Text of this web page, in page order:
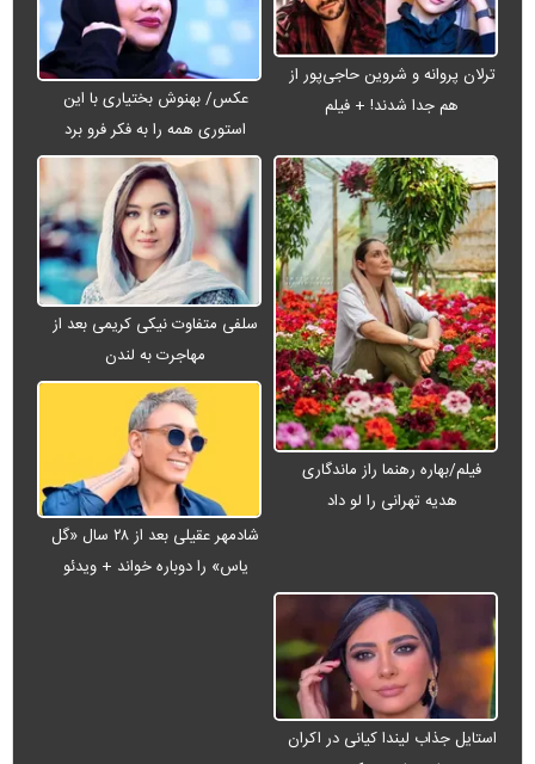
ترلان پروانه و شروین حاجی‌پور از
هم جدا شدند! + فیلم
عکس/ بهنوش بختیاری با این
استوری همه را به فکر فرو برد
فیلم/بهاره رهنما راز ماندگاری
هدیه تهرانی را لو داد
سلفی متفاوت نیکی کریمی بعد از
مهاجرت به لندن
شادمهر عقیلی بعد از ۲۸ سال «گل
یاس» را دوباره خواند + ویدئو
استایل جذاب لیندا کیانی در اکران